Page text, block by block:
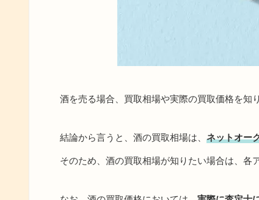
酒を売る場合、買取相場や実際の買取価格を知
結論から言うと、酒の買取相場は、 ネットオー
そのため、酒の買取相場が知りたい場合は、各